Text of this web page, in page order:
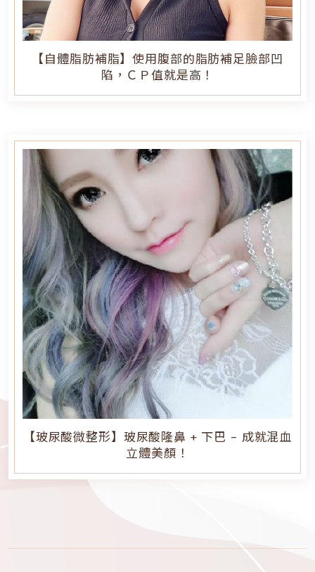
【自體脂肪補脂】使用腹部的脂肪補足臉部凹
陷，ＣＰ值就是高！
【玻尿酸微整形】玻尿酸隆鼻 + 下巴 - 成就混血
立體美顏！